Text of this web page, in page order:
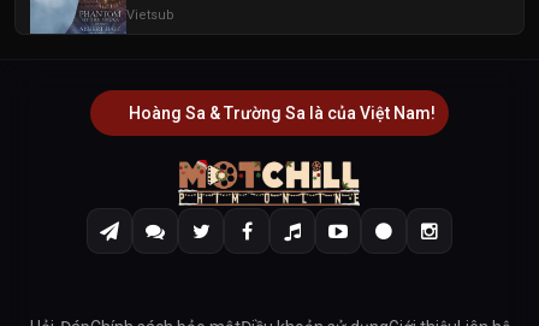
Vietsub
Hoàng Sa & Trường Sa là của Việt Nam!